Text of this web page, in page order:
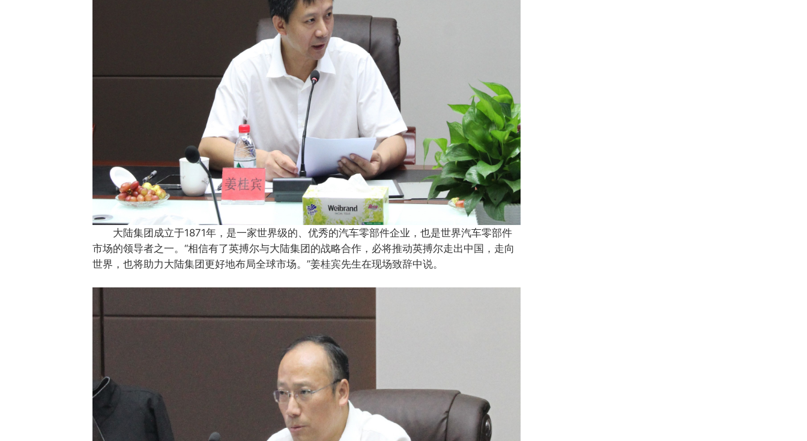
大陆集团成立于1871年，是一家世界级的、优秀的汽车零部件企业，也是世界汽车零部件
市场的领导者之一。“相信有了英搏尔与大陆集团的战略合作，必将推动英搏尔走出中国，走向
世界，也将助力大陆集团更好地布局全球市场。”姜桂宾先生在现场致辞中说。